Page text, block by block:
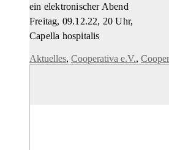
ein elektronischer Abend
Freitag, 09.12.22, 20 Uhr,
Capella hospitalis
Aktuelles, Cooperativa e.V.,